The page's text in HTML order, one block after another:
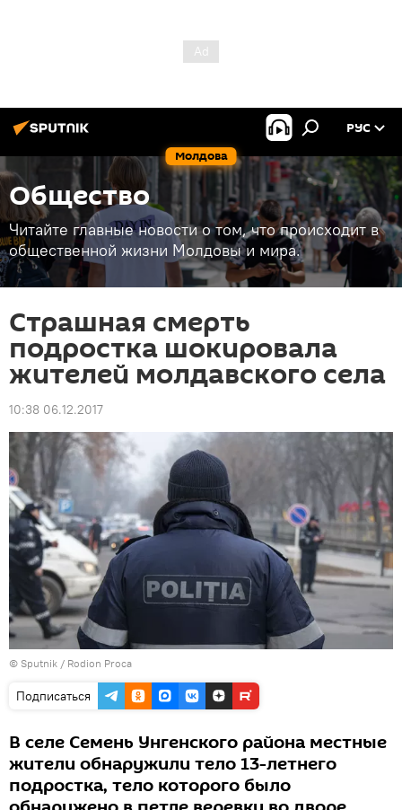
Молдова
РУС
Общество
Читайте главные новости о том, что происходит в
общественной жизни Молдовы и мира.
Страшная смерть
подростка шокировала
жителей молдавского села
10:38 06.12.2017
© Sputnik / Rodion Proca
Подписаться
В селе Семень Унгенского района местные
жители обнаружили тело 13-летнего
подростка, тело которого было